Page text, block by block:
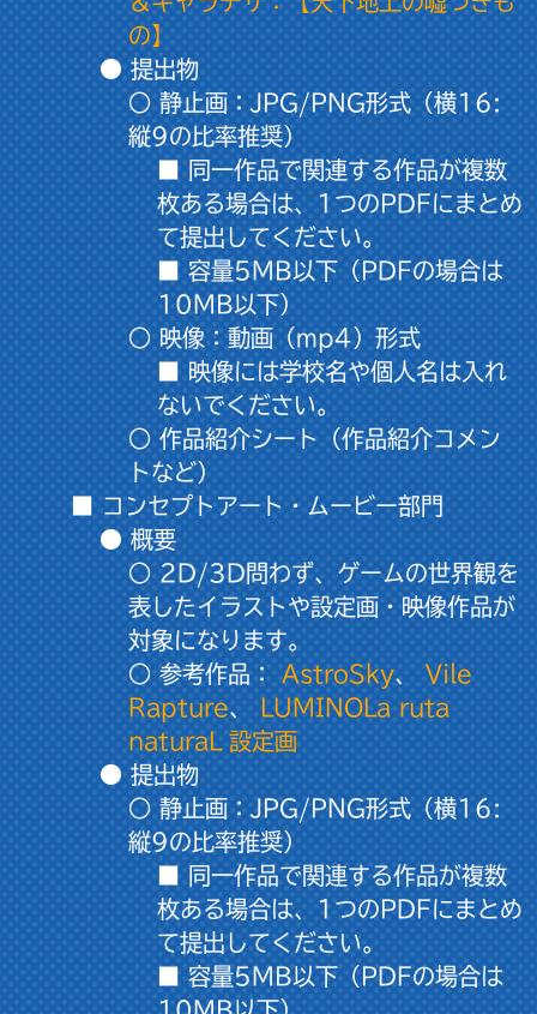
の】
● 提出物
○ 静止画：JPG/PNG形式（横16:
縦9の比率推奨）
■ 同一作品で関連する作品が複数
枚ある場合は、1つのPDFにまとめ
て提出してください。
■ 容量5MB以下（PDFの場合は
10MB以下）
○ 映像：動画（mp4）形式
■ 映像には学校名や個人名は入れ
ないでください。
○ 作品紹介シート（作品紹介コメン
トなど）
■ コンセプトアート・ムービー部門
● 概要
○ 2D/3D問わず、ゲームの世界観を
表したイラストや設定画・映像作品が
対象になります。
○ 参考作品： AstroSky、Vile
Rapture、
LUMINOLa ruta
naturaL 設定画
● 提出物
○ 静止画：JPG/PNG形式（横16:
縦9の比率推奨）
■ 同一作品で関連する作品が複数
枚ある場合は、1つのPDFにまとめ
て提出してください。
■ 容量5MB以下（PDFの場合は